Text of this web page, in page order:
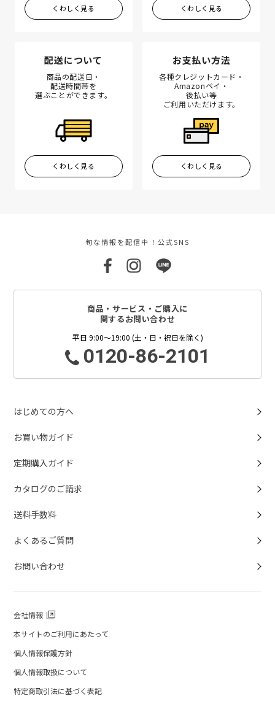
くわしく見る くわしく見る
配送について
商品の配送日・
配送時間帯を
選ぶことができます。
くわしく見る
お支払い方法
各種クレジットカード・
Amazonペイ・
後払い等
ご利用いただけます。
くわしく見る
旬な情報を配信中！公式SNS
商品・サービス・ご購入に
関するお問い合わせ
平日 9:00～19:00 (土・日・祝日を除く)
0120-86-2101
はじめての方へ
お買い物ガイド
定期購入ガイド
カタログのご請求
送料手数料
よくあるご質問
お問い合わせ
会社情報
本サイトのご利用にあたって
個人情報保護方針
個人情報取扱について
特定商取引法に基づく表記